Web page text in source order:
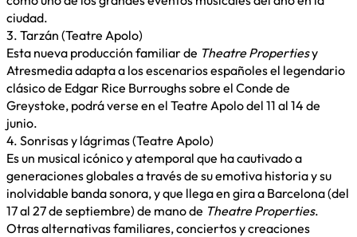
ciudad.
3. Tarzán (Teatre Apolo)
Esta nueva producción familiar de Theatre Propertiesy
Atresmedia adapta a los escenarios españoles el legendario
clásico de Edgar Rice Burroughs sobre el Conde de
Greystoke, podrá verse en el Teatre Apolo del 11 al 14 de
junio.
4. Sonrisas y lágrimas (Teatre Apolo)
Es un musical icónico y atemporal que ha cautivado a
generaciones globales a través de su emotiva historia y su
inolvidable banda sonora, y que llega en gira a Barcelona (del
17 al 27 de septiembre) de mano de Theatre Properties.
Otras alternativas familiares, conciertos y creaciones